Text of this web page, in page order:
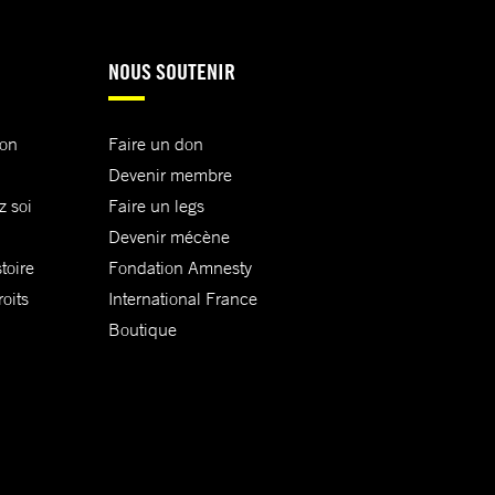
soi
NOUS SOUTENIR
Faire un don
Devenir membre
Faire un legs
Devenir mécène
Fondation Amnesty
International France
Boutique